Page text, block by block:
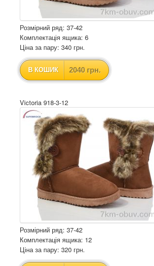
Розмірний ряд: 37-42
Комплектація ящика: 6
Ціна за пару: 340 грн.
В КОШИК 2040 грн.
Victoria 918-3-12
Розмірний ряд: 37-42
Комплектація ящика: 12
Ціна за пару: 320 грн.